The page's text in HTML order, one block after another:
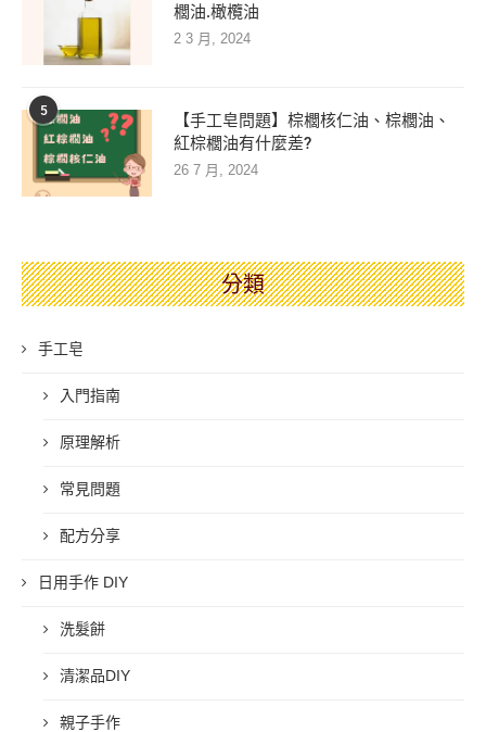
櫚油.橄欖油
2 3 月, 2024
5
【手工皂問題】棕櫚核仁油、棕櫚油、
紅棕櫚油有什麼差?
26 7 月, 2024
分類
手工皂
入門指南
原理解析
常見問題
配方分享
日用手作 DIY
洗髮餅
清潔品DIY
親子手作